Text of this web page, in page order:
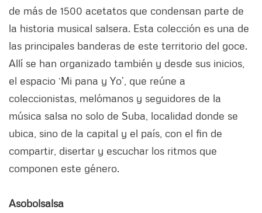
de más de 1500 acetatos que condensan parte de
la historia musical salsera. Esta colección es una de
las principales banderas de este territorio del goce.
Allí se han organizado también y desde sus inicios,
el espacio ‘Mi pana y Yo’, que reúne a
coleccionistas, melómanos y seguidores de la
música salsa no solo de Suba, localidad donde se
ubica, sino de la capital y el país, con el fin de
compartir, disertar y escuchar los ritmos que
componen este género.
Asobolsalsa